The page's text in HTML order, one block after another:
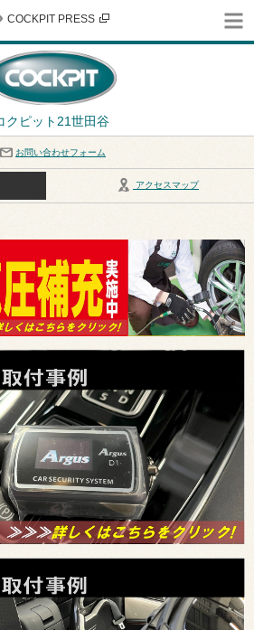
クピット21世田谷
COCKPIT PRESS
お問い合わせフォーム
アクセスマップ
になります。 / 定休日：8月定休日は火曜日、水曜日とな
ます。ご注意ください。